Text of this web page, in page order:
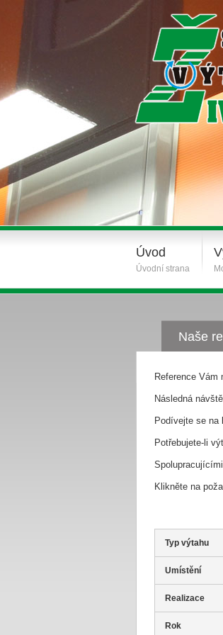
Úvod
Úvodní strana
Naše
Reference Vám
Následná
Podívejte se na
Potřebujete-li
Klikněte na
Typ výtahu
Umístění
Realizace
Rok